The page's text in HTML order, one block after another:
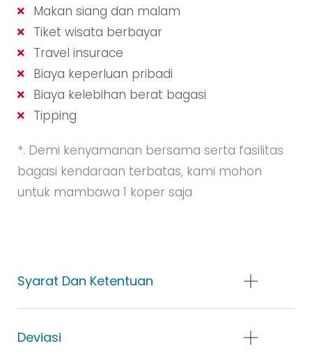
Makan siang dan malam
Tiket wisata berbayar
Travel insurace
Biaya keperluan pribadi
Biaya kelebihan berat bagasi
Tipping
*. Demi kenyamanan bersama serta fasilitas
bagasi kendaraan terbatas, kami mohon
untuk mambawa 1 koper saja
Syarat Dan Ketentuan
Deviasi